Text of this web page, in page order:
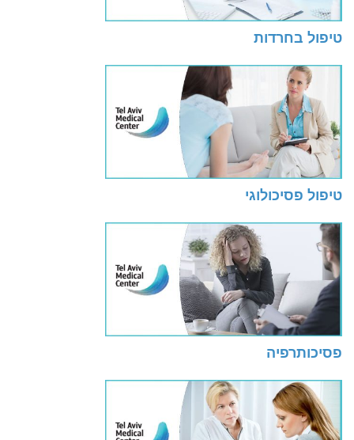
טיפול בחרדות
טיפול פסיכולוגי
פסיכותרפיה